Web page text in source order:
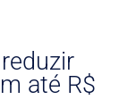
até R$